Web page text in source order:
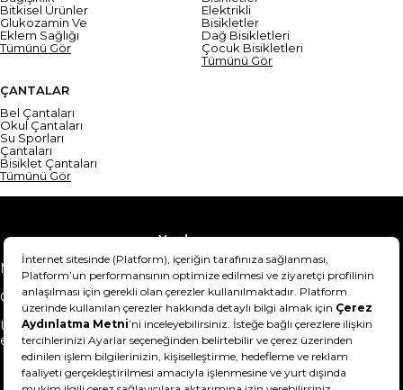
Bitkisel Ürünler
Glukozamin Ve
Eklem Sağlığı
Tümünü Gör
Elektrikli
Bisikletler
Dağ Bisikletleri
Çocuk Bisikletleri
Tümünü Gör
ÇANTALAR
Bel Çantaları
Okul Çantaları
Su Sporları
Çantaları
Bisiklet Çantaları
Tümünü Gör
Yardım
Mesafeli Satış Sözleşmesi
Teslimat Bilgisi
Gizlilik Sözleşmesi
Şartlar & Koşullar
Ürünümü nasıl iade
edebilirim?
Hakkımızda